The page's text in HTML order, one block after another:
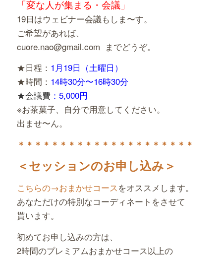
「変な人が集まる・会議」
19日はウェビナー会議もしま〜す。
ご希望があれば、
cuore.nao@gmail.com までどうぞ。
★日程： 1月19日（土曜日）
★時間： 14時30分〜16時30分
★会議費 ：5,000円
※お茶菓子、自分で用意してください。
出ませ〜ん。
＊＊＊＊＊＊＊＊＊＊＊＊＊＊＊＊＊＊＊＊＊
＜セッションのお申し込み＞
こちらの→おまかせコースをオススメします。
あなただけの特別なコーディネートをさせて
貰います。
初めてお申し込みの方は、
2時間のプレミアムおまかせコース以上の